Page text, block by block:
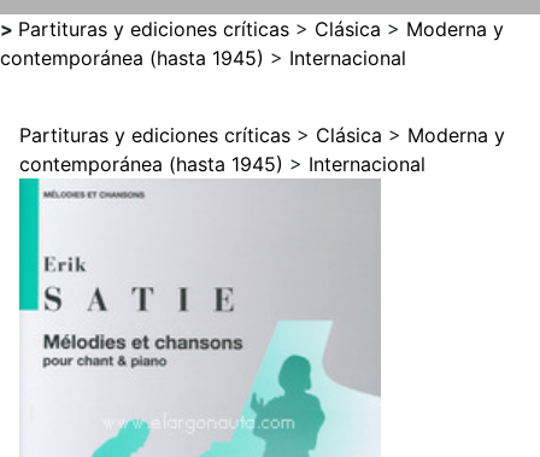
> Partituras y ediciones críticas > Clásica > Moderna y
contemporánea (hasta 1945) > Internacional
Partituras y ediciones críticas > Clásica > Moderna y
contemporánea (hasta 1945) > Internacional